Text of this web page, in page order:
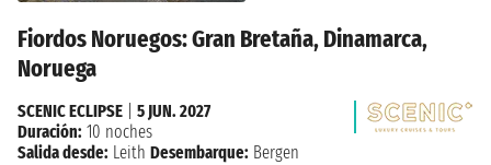
Fiordos Noruegos: Gran Bretaña, Dinamarca,
Noruega
SCENIC ECLIPSE
5 JUN. 2027
Duración: 10 noches
Salida desde: Leith Desembarque: Bergen